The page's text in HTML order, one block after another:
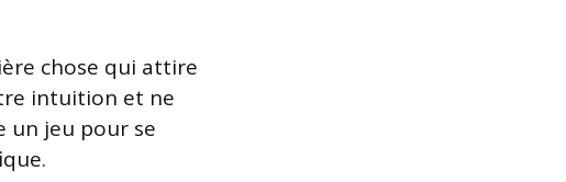
chose qui attire
intuition et ne
un jeu pour se